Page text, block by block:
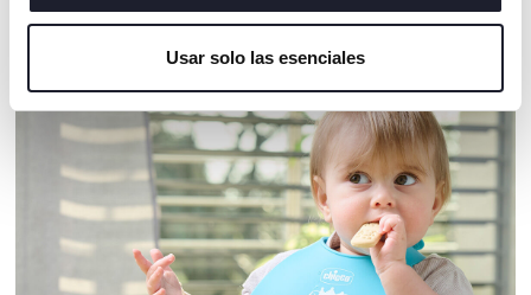
cerrar este banner, usted consiente en utilizar
servicio solicitado.Usar solo las esenciales
NUESTRO CONSEJOS